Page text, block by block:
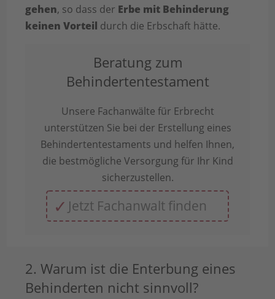
gehen, so dass der Erbe mit Behinderung
keinen Vorteil durch die Erbschaft hätte.
Beratung zum
Behindertentestament
Unsere Fachanwälte für Erbrecht
unterstützen Sie bei der Erstellung eines
Behindertentestaments und helfen Ihnen,
die bestmögliche Versorgung für Ihr Kind
sicherzustellen.
Jetzt Fachanwalt finden
2. Warum ist die Enterbung eines
Behinderten nicht sinnvoll?